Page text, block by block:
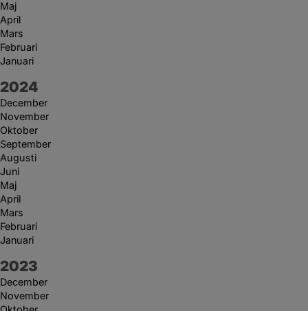
Maj
April
Mars
Februari
Januari
År:
2024
December
November
Oktober
September
Augusti
Juni
Maj
April
Mars
Februari
Januari
År:
2023
December
November